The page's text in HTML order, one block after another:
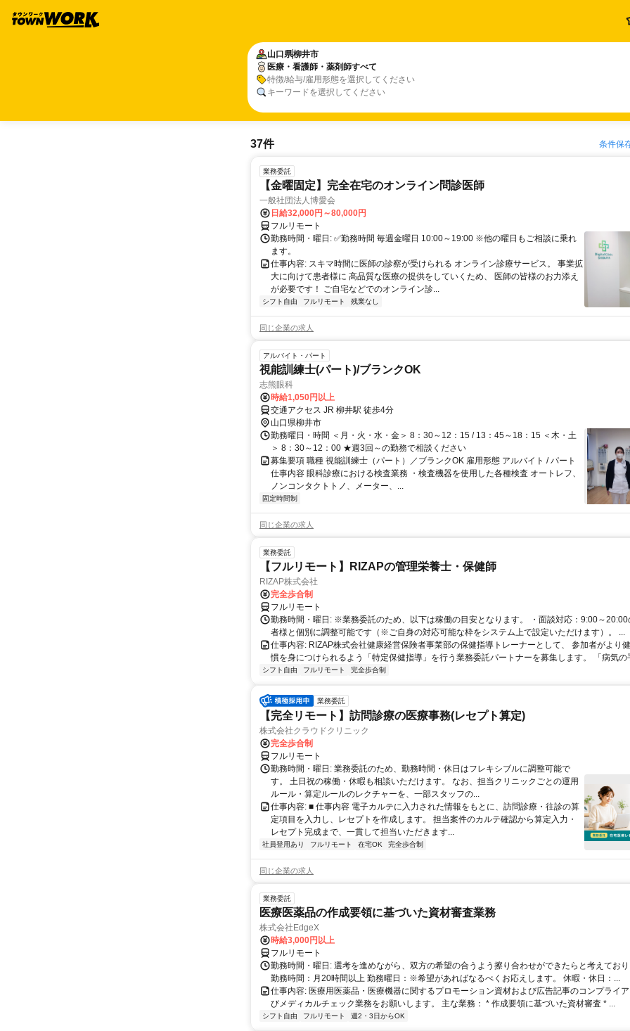
山口県柳井市
医療・看護師・薬剤師すべて
特徴/給与/雇用形態を選択してください
キーワードを選択してください
37件 条件保
業務委託
【金曜固定】完全在宅のオンライン問診医師
一般社団法人博愛会
日給32,000円～80,000円
フルリモート
勤務時間・曜日: ✅勤務時間 毎週金曜日 10:00～19:00 ※他の曜日もご相談に乗れ
ます。
仕事内容: スキマ時間に医師の診察が受けられる オンライン診療サービス。 事業拡
大に向けて患者様に 高品質な医療の提供をしていくため、 医師の皆様のお力添え
が必要です！ ご自宅などでのオンライン診...
シフト自由 フルリモート 残業なし
同じ企業の求人
アルバイト・パート
視能訓練士(パート)/ブランクOK
志熊眼科
時給1,050円以上
交通アクセス JR 柳井駅 徒歩4分
山口県柳井市
勤務曜日・時間 ＜月・火・水・金＞ 8：30～12：15 / 13：45～18：15 ＜木・土
＞ 8：30～12：00 ★週3回～の勤務で相談ください
募集要項 職種 視能訓練士（パート）／ブランクOK 雇用形態 アルバイト / パート
仕事内容 眼科診療における検査業務 ・検査機器を使用した各種検査 オートレフ、
ノンコンタクトトノ、メーター、...
固定時間制
同じ企業の求人
業務委託
【フルリモート】RIZAPの管理栄養士・保健師
RIZAP株式会社
完全歩合制
フルリモート
勤務時間・曜日: ※業務委託のため、以下は稼働の目安となります。 ・面談対応：9:00～20:00
者様と個別に調整可能です（※ご自身の対応可能な枠をシステム上で設定いただけます）。 ...
仕事内容: RIZAP株式会社健康経営保険者事業部の保健指導トレーナーとして、 参加者がより
慣を身につけられるよう「特定保健指導」を行う業務委託パートナーを募集します。 「病気の
シフト自由 フルリモート 完全歩合制
業務委託
【完全リモート】訪問診療の医療事務(レセプト算定)
株式会社クラウドクリニック
完全歩合制
フルリモート
勤務時間・曜日: 業務委託のため、勤務時間・休日はフレキシブルに調整可能で
す。 土日祝の稼働・休暇も相談いただけます。 なお、担当クリニックごとの運用
ルール・算定ルールのレクチャーを、一部スタッフの...
仕事内容: ■ 仕事内容 電子カルテに入力された情報をもとに、訪問診療・往診の算
定項目を入力し、レセプトを作成します。 担当案件のカルテ確認から算定入力・
レセプト完成まで、一貫して担当いただきます...
社員登用あり フルリモート 在宅OK 完全歩合制
同じ企業の求人
業務委託
医療医薬品の作成要領に基づいた資材審査業務
株式会社EdgeX
時給3,000円以上
フルリモート
勤務時間・曜日: 選考を進めながら、双方の希望の合うよう擦り合わせができたらと考えてお
勤務時間：月20時間以上 勤務曜日：※希望があればなるべくお応えします。 休暇・休日：...
仕事内容: 医療用医薬品・医療機器に関するプロモーション資材および広告記事のコンプライ
びメディカルチェック業務をお願いします。 主な業務： * 作成要領に基づいた資材審査 * ...
シフト自由 フルリモート 週2・3日からOK